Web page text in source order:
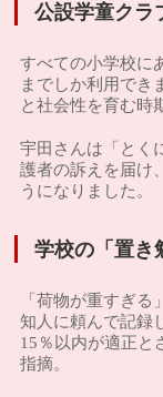
公設学童クラ
すべての小学校に
までしか利用でき
と社会性を育む時
宇田さんは「とく
護者の訴えを届け
うになりました。
学校の「置き
「荷物が重すぎ
知人に頼んで記録
15％以内が適正と
指摘。